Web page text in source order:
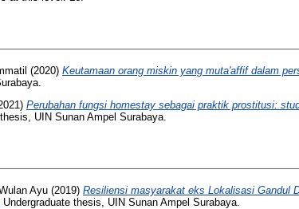
(2020) Keutamaan orang miskin yang muta'affif dalam
Perubahan fungsi homestay sebagai praktik prostitusi:
UIN Sunan Ampel Surabaya.
Ayu (2019) Resiliensi masyarakat eks Lokalisasi Gandul
Undergraduate thesis, UIN Sunan Ampel Surabaya.